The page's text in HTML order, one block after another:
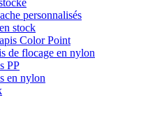
personnalisés
stock
Color Point
de flocage en nylon
PP
en nylon